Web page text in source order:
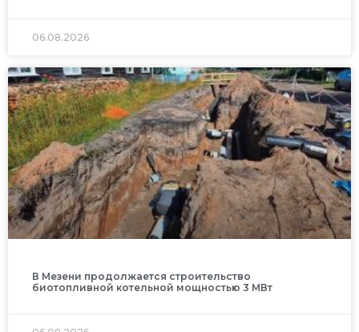
06.08.2026
В Мезени продолжается строительство
биотопливной котельной мощностью 3 МВт